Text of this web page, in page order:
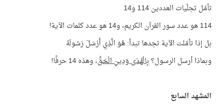
تأمّل تجلّيات العددين 114 و14
114 هو عدد سور القرآن الكريم، و14 هو عدد كلمات الآية!
بل إذا تأمّلت الآية تجدها تبدأ: هُوَ الَّذِي أَرْسَلَ رَسُولَهُ
وبماذا أرسل الرسول؟بِالْهُدَى وَدِينِ الْحَقِّ، وهذه 14 حرفًا!
المشهد السابع